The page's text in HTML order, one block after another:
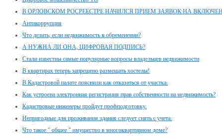
В ОРЛОВСКОМ РОСРЕЕСТРЕ НАЧИЛСЯ ПРИЕМ ЗАЯВОК НА
Антикоррупция
Что делать, если недвижимость в обременении?
А НУЖНА ЛИ ОНА, ЦИФРОВАЯ ПОДПИСЬ?
Стали известны самые популярные вопросы владельцев недвижимости
В квартирах теперь запрещено размещать хостелы!
В Кадастровой палате пояснили как отказаться от участка.
Как устроена электронная регистрация прав собственности на недвижимость?
Кадастровые инженеры пройдут профподготовку.
Непригодные для проживания здания следует снять с учета.
Что такое " общее " имущество в многоквартирном доме?